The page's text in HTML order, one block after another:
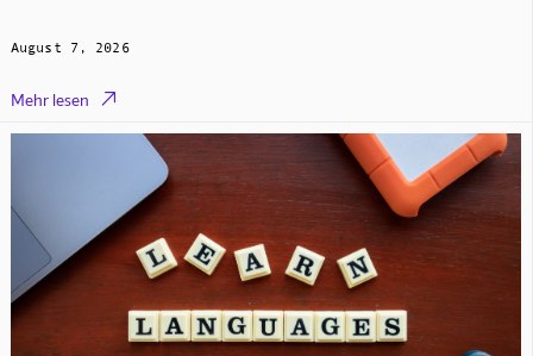
August 7, 2026
Mehr lesen 